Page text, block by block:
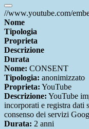
//www.youtube.com/
Nome
Tipologia
Proprieta
Descrizione
Durata
Nome: CONSENT
Tipologia: anonimizzato
Proprieta: YouTube
Descrizione: YouTube
incorporati e registra dati
consenso dei servizi
Durata: 2 anni